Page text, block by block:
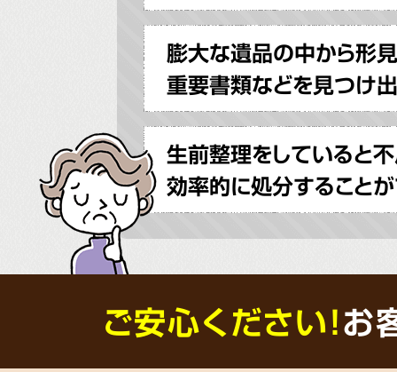
膨大な遺品の中から形
重要書類などを見つけ
生前整理をしていると不
効率的に処分すること
ご安心ください！お